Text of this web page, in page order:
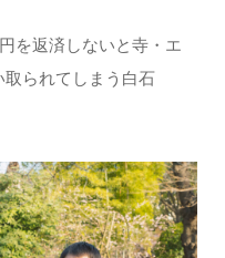
を返済しないと寺・エ
られてしまう白石